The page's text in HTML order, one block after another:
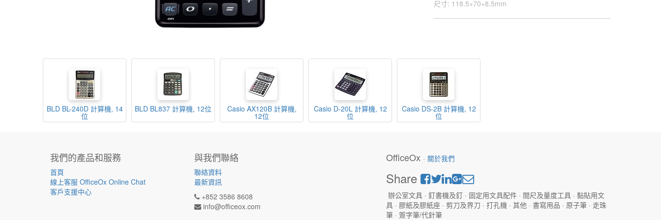
尺寸: 118.5×70×8.5mm
BLD BL-240D 計算機, 14
位
BLD BL837 計算機, 12位 Casio AX120B 計算機,
12位
Casio D-20L 計算機, 12
位
Casio DS-2B 計算機, 12
位
我們的產品和服務
首頁
線上客服 OfficeOx Online Chat
客戶支援中心
與我們聯絡
聯絡資料
最新資訊
+852 3586 8608
info@officeox.com
OfficeOx - 關於我們
Share
辦公室文具 · 釘書機及釘 · 固定用文具配件 · 間尺及量度工具 · 黏貼用文
具 · 膠紙及膠紙座 · 剪刀及界刀 · 打孔機 · 其他 · 書寫用品 · 原子筆 · 走珠
筆 · 簽字筆/代針筆